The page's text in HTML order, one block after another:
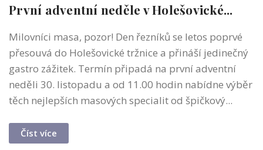
První adventní neděle v Holešovické...
Milovníci masa, pozor! Den řezníků se letos poprvé
přesouvá do Holešovické tržnice a přináší jedinečný
gastro zážitek. Termín připadá na první adventní
neděli 30. listopadu a od 11.00 hodin nabídne výběr
těch nejlepších masových specialit od špičkový...
Číst více